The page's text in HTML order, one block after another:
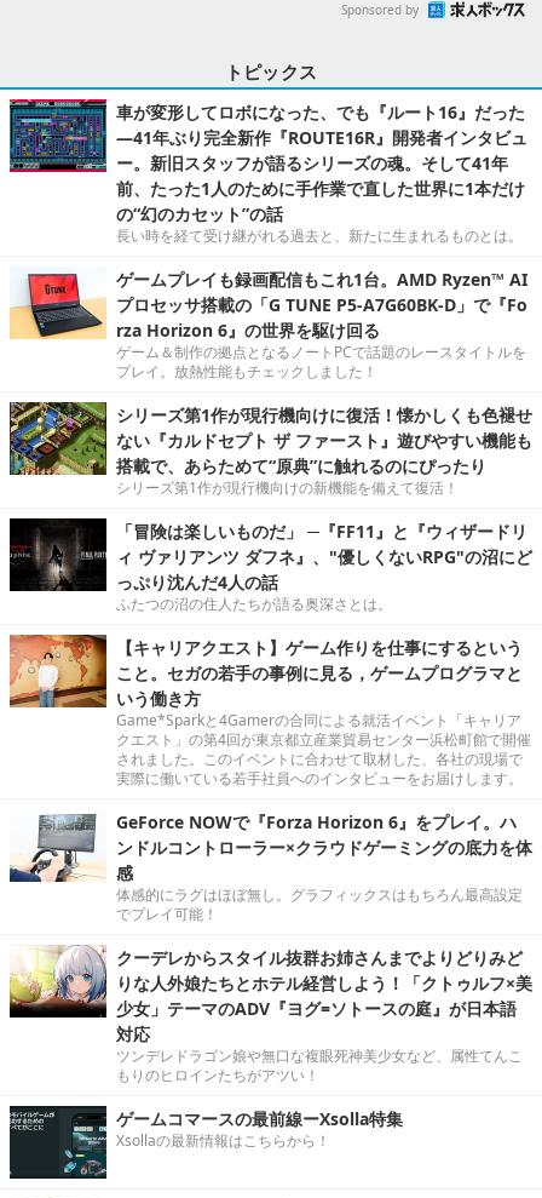
Sponsored by
トピックス
車が変形してロボになった、でも『ルート16』だった
―41年ぶり完全新作『ROUTE16R』開発者インタビュ
ー。新旧スタッフが語るシリーズの魂。そして41年
前、たった1人のために手作業で直した世界に1本だけ
の“幻のカセット”の話
長い時を経て受け継がれる過去と、新たに生まれるものとは。
ゲームプレイも録画配信もこれ1台。AMD Ryzen™ AI
プロセッサ搭載の「G TUNE P5-A7G60BK-D」で『Fo
rza Horizon 6』の世界を駆け回る
ゲーム＆制作の拠点となるノートPCで話題のレースタイトルを
プレイ。放熱性能もチェックしました！
シリーズ第1作が現行機向けに復活！懐かしくも色褪せ
ない『カルドセプト ザ ファースト』遊びやすい機能も
搭載で、あらためて“原典”に触れるのにぴったり
シリーズ第1作が現行機向けの新機能を備えて復活！
「冒険は楽しいものだ」 ─『FF11』と『ウィザードリ
ィ ヴァリアンツ ダフネ』、"優しくないRPG"の沼にど
っぷり沈んだ4人の話
ふたつの沼の住人たちが語る奥深さとは。
【キャリアクエスト】ゲーム作りを仕事にするという
こと。セガの若手の事例に見る，ゲームプログラマと
いう働き方
Game*Sparkと4Gamerの合同による就活イベント「キャリア
クエスト」の第4回が東京都立産業貿易センター浜松町館で開催
されました。このイベントに合わせて取材した、各社の現場で
実際に働いている若手社員へのインタビューをお届けします。
GeForce NOWで『Forza Horizon 6』をプレイ。ハ
ンドルコントローラー×クラウドゲーミングの底力を体
感
体感的にラグはほぼ無し。グラフィックスはもちろん最高設定
でプレイ可能！
クーデレからスタイル抜群お姉さんまでよりどりみど
りな人外娘たちとホテル経営しよう！「クトゥルフ×美
少女」テーマのADV『ヨグ=ソトースの庭』が日本語
対応
ツンデレドラゴン娘や無口な複眼死神美少女など、属性てんこ
もりのヒロインたちがアツい！
ゲームコマースの最前線ーXsolla特集
Xsollaの最新情報はこちらから！